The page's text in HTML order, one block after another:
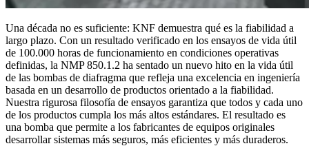
Una década no es suficiente: KNF demuestra qué es la fiabilidad a
largo plazo. Con un resultado verificado en los ensayos de vida útil
de 100.000 horas de funcionamiento en condiciones operativas
definidas, la NMP 850.1.2 ha sentado un nuevo hito en la vida útil
de las bombas de diafragma que refleja una excelencia en ingeniería
basada en un desarrollo de productos orientado a la fiabilidad.
Nuestra rigurosa filosofía de ensayos garantiza que todos y cada uno
de los productos cumpla los más altos estándares. El resultado es
una bomba que permite a los fabricantes de equipos originales
desarrollar sistemas más seguros, más eficientes y más duraderos.